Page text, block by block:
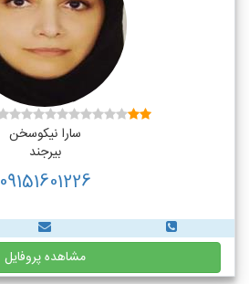
سارا نیکوسخن
بیرجند
09151601226
مشاهده پروفایل